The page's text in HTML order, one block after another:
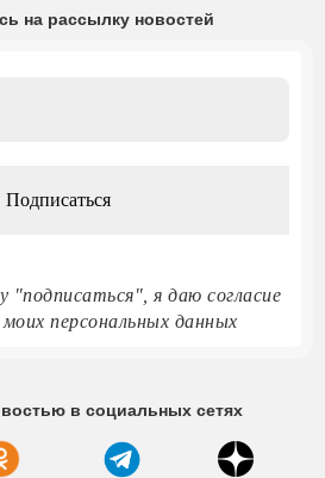
на рассылку новостей
"подписаться", я даю согласие
персональных данных
в социальных сетях